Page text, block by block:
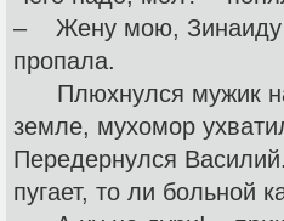
– Жену мою, Зинаиду
пропала.
Плюхнулся мужик на
земле, мухомор
Передернулся
пугает, то ли больной